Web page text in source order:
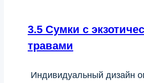
3.5 Сумки с
травами
Индивидуальный дизайн